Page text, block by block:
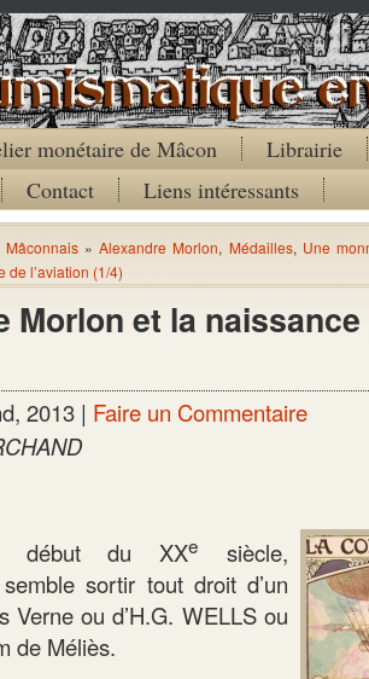
monétaire de Mâcon
Librairie
Contact Liens intéressants
»Alexandre Morlon, Médailles, Une
de l’aviation (1/4)
Morlon et la naissance
2013 | Faire un Commentaire
début du XXe
siècle,
semble sortir tout droit d’un
Verne ou d’H.G. WELLS ou
de Méliès.